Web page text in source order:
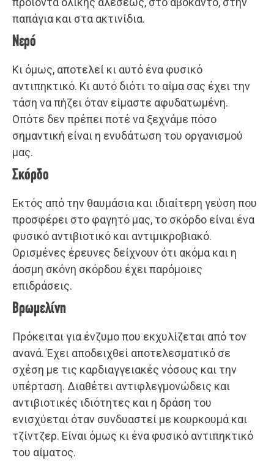
παπάγια και στα ακτινίδια.
Νερό
Κι όμως, αποτελεί κι αυτό ένα φυσικό
αντιπηκτικό. Κι αυτό διότι το αίμα σας έχει την
τάση να πήζει όταν είμαστε αφυδατωμένη.
Οπότε δεν πρέπει ποτέ να ξεχνάμε πόσο
σημαντική είναι η ενυδάτωση του οργανισμού
μας.
Σκόρδο
Εκτός από την θαυμάσια και ιδιαίτερη γεύση που
προσφέρει στο φαγητό μας, το σκόρδο είναι ένα
φυσικό αντιβιοτικό και αντιμικροβιακό.
Ορισμένες έρευνες δείχνουν ότι ακόμα και η
άοσμη σκόνη σκόρδου έχει παρόμοιες
επιδράσεις.
Βρωμελίνη
Πρόκειται για ένζυμο που εκχυλίζεται από τον
ανανά. Έχει αποδειχθεί αποτελεσματικό σε
σχέση με τις καρδιαγγειακές νόσους και την
υπέρταση. Διαθέτει αντιφλεγμονώδεις και
αντιβιοτικές ιδιότητες και η δράση του
ενισχύεται όταν συνδυαστεί με κουρκουμά και
τζίντζερ. Είναι όμως κι ένα φυσικό αντιπηκτικό
του αίματος.